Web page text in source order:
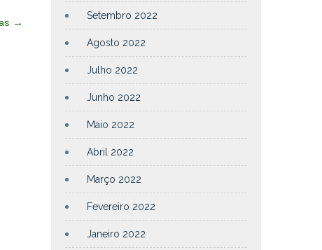
→
Setembro 2022
Agosto 2022
Julho 2022
Junho 2022
Maio 2022
Abril 2022
Março 2022
Fevereiro 2022
Janeiro 2022